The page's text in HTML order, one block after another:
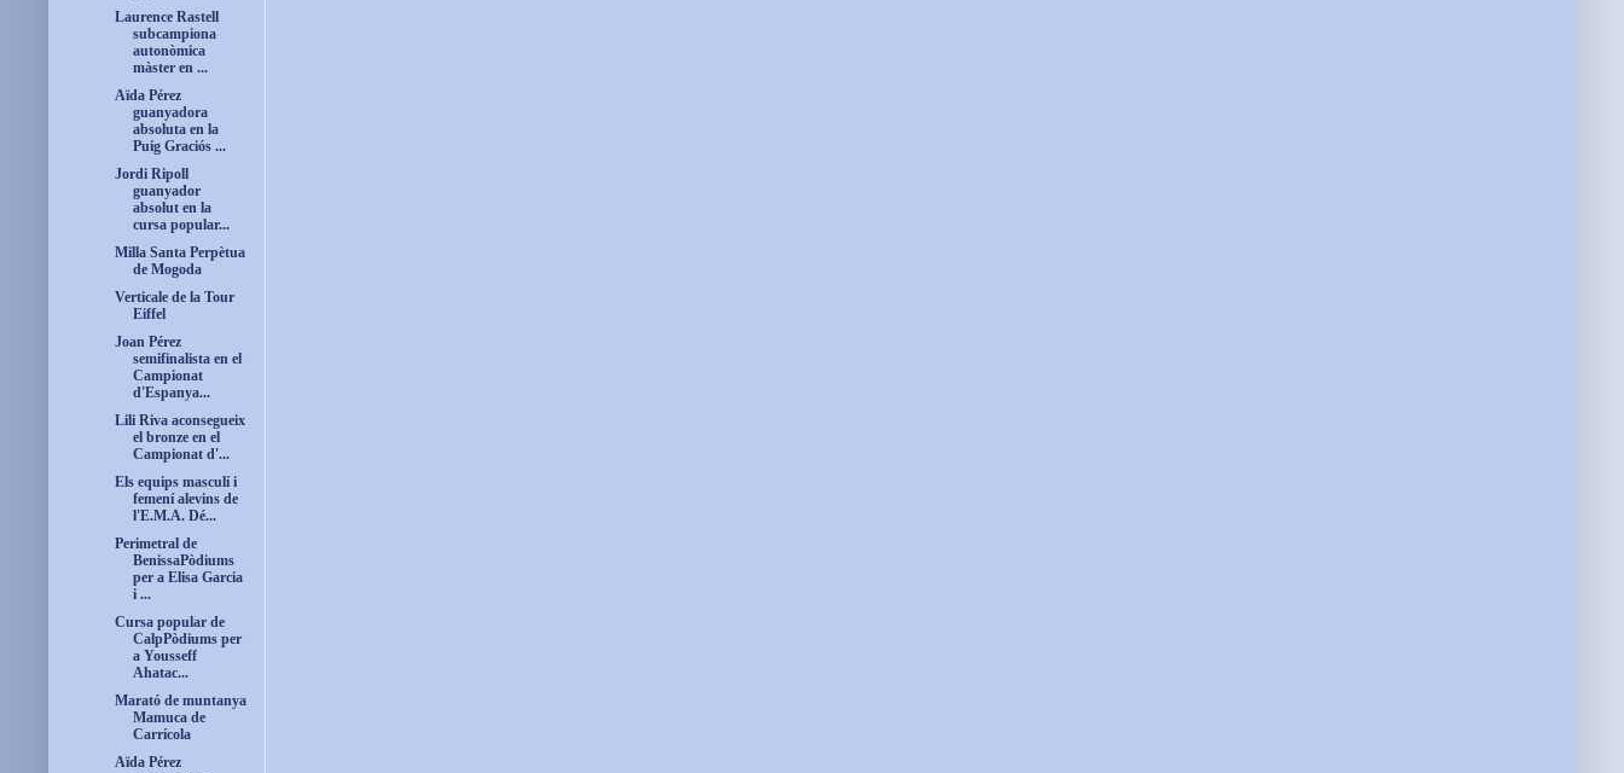
Laurence Rastell
subcampiona
autonòmica
màster en ...
Aïda Pérez
guanyadora
absoluta en la
Puig Graciós ...
Jordi Ripoll
guanyador
absolut en la
cursa popular...
Milla Santa Perpètua
de Mogoda
Verticale de la Tour
Eiffel
Joan Pérez
semifinalista en el
Campionat
d'Espanya...
Lili Riva aconsegueix
el bronze en el
Campionat d'...
Els equips masculí i
femení alevins de
l'E.M.A. Dé...
Perimetral de
BenissaPòdiums
per a Elisa Garcia
i ...
Cursa popular de
CalpPòdiums per
a Yousseff
Ahatac...
Marató de muntanya
Mamuca de
Carrícola
Aïda Pérez